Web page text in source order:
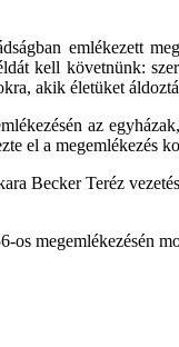
emlékezett
kell követnünk:
akik életüket
az
el a megemlékezés
Becker Teréz
os megemlékezésén